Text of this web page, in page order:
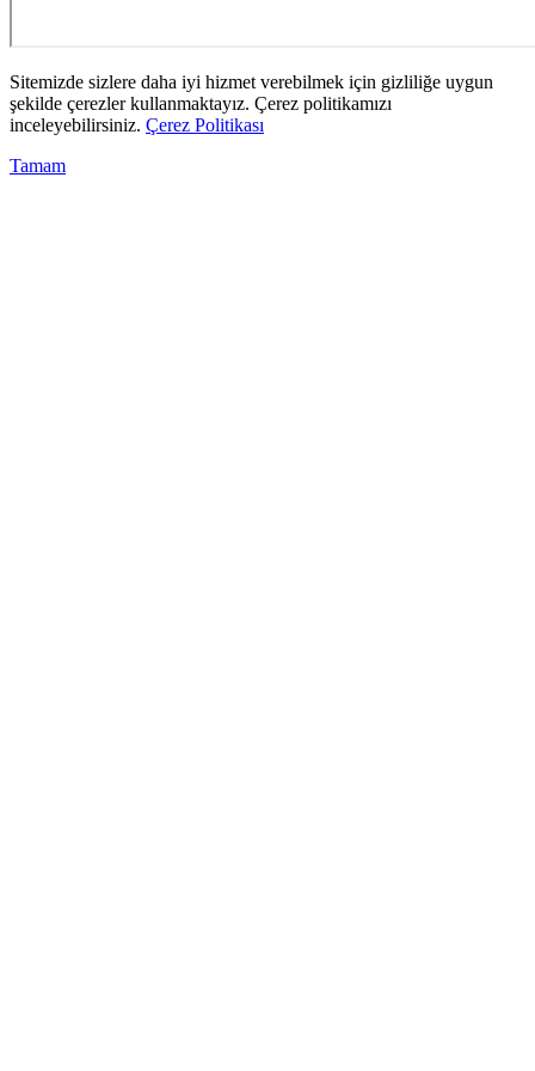
Sitemizde sizlere daha iyi hizmet verebilmek için gizliliğe uygun
şekilde çerezler kullanmaktayız. Çerez politikamızı
inceleyebilirsiniz. Çerez Politikası
Tamam